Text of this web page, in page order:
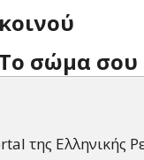
κοινού
Tο σώμα σου
της Ελληνικής